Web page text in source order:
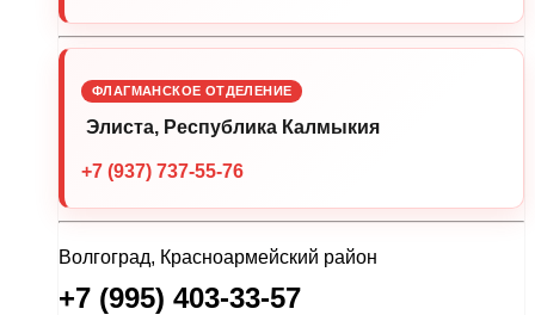
ФЛАГМАНСКОЕ ОТДЕЛЕНИЕ
Элиста, Республика Калмыкия
+7 (937) 737-55-76
Волгоград, Красноармейский район
+7 (995) 403-33-57